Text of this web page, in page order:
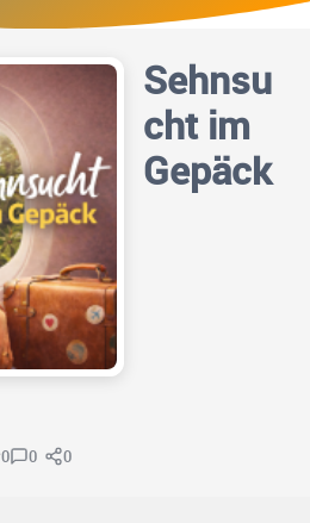
Sehnsu
cht im
Gepäck
0 0 0